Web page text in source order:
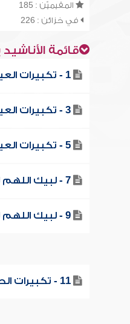
المقيميّن : 185
في خزائن : 226
قائمة
1 - تكبيرات العيد - سمير البشري
3 - تكبيرات العيد - الحرم المكي
5 - تكبيرات العيد - أحمد نعينع
7 - لبيك اللهم لبيك مشاري العفاسي
9 - لبيك اللهم لبيك
11 - تكبيرات الحج الشيخ ياسر الدوسري